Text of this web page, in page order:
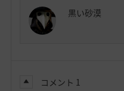
黒い砂漠
コメント 1